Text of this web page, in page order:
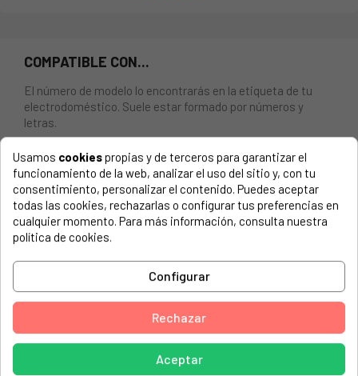
COMPATIBLE CON...
El número de modelo lo encontrarás en la etiqueta de tu
electrodoméstico. Suele estar formado por números y
letras.
CRISTAL INTERIOR PARA PUERTA DE HORNO WHIRLPOOL,
INDESIT 481010517256, C00374989
WHIRLPOOL, 857912729000 - 602.451.65 OV G305 S
FOUR IK
WHIRLPOOL, 852315301000 - 203.008.04 OV G315 SA
FOUR IK
WHIRLPOOL, 852315316000 - 503.023.35 OV G415 SA
FOUR IK
WHIRLPOOL, 852315601000 - 203.009.17 OV R005 SA
Usamos cookiespropias y de terceros para garantizar el
funcionamiento de la web, analizar el uso del sitio y, con tu
consentimiento, personalizar el contenido. Puedes aceptar
todas las cookies, rechazarlas o configurar tus preferencias en
cualquier momento. Para más información, consulta nuestra
política de cookies.
Configurar
Rechazar
Aceptar